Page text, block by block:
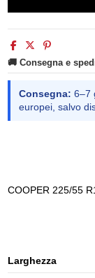
🚚 Consegna e
Consegna: 6–7
europei, salvo
COOPER 225/55
Larghezza